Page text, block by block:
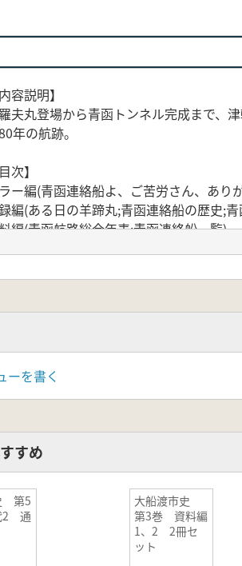
内容説明】
夫丸登場から青函トンネル完成まで、
年の航跡。
次】
ー編(青函連絡船よ、ご苦労さん、あり
編(ある日の羊蹄丸;青函連絡船の歴史;
編(青函航路総合年表;青函連絡船一覧)
ーを書く
すめ
第5
2 通
大船渡市史
第3巻 資料編
1、2 2冊セ
ット